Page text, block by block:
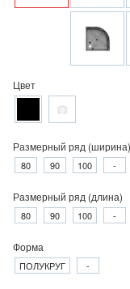
Цвет
Размерный ряд (ширина)
80 90 100 -
Размерный ряд (длина)
80 90 100 -
Форма
ПОЛУКРУГ -